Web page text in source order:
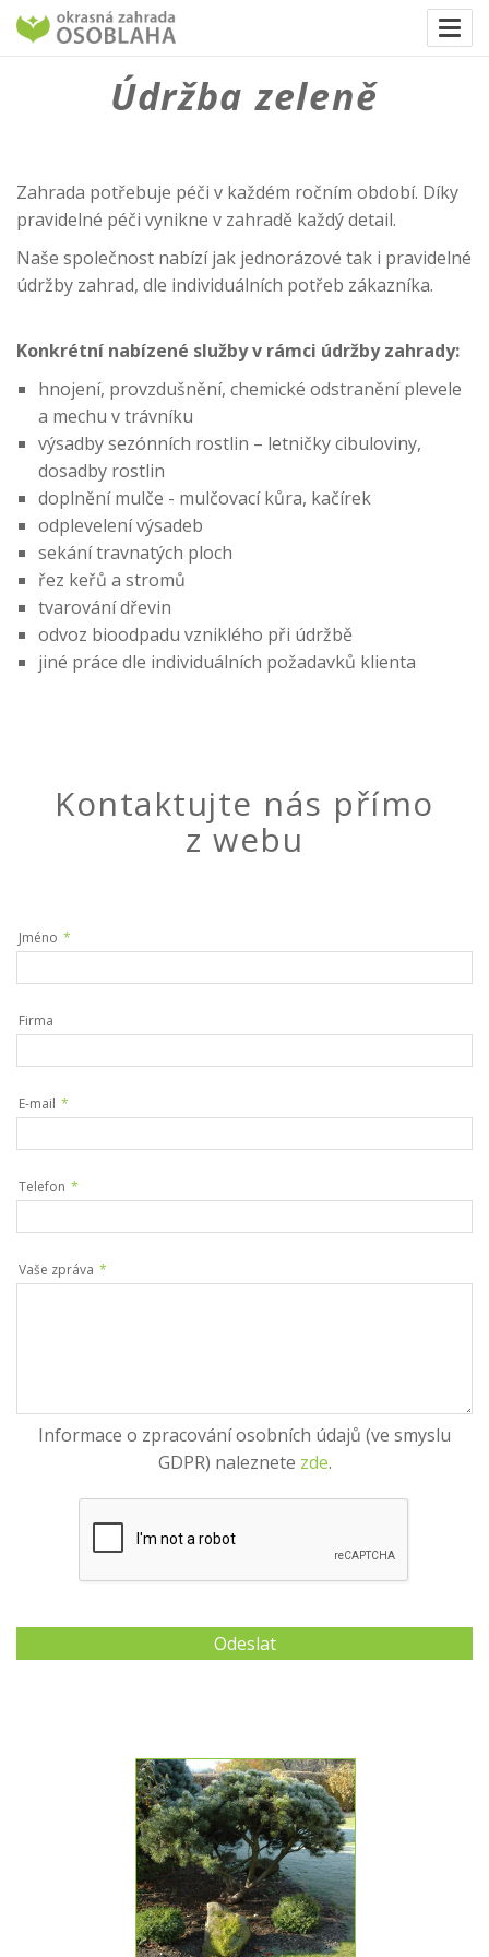
Údržba zeleně
Zahrada potřebuje péči v každém ročním období. Díky
pravidelné péči vynikne v zahradě každý detail.
Naše společnost nabízí jak jednorázové tak i pravidelné
údržby zahrad, dle individuálních potřeb zákazníka.
Konkrétní nabízené služby v rámci údržby zahrady:
hnojení, provzdušnění, chemické odstranění plevele
a mechu v trávníku
výsadby sezónních rostlin – letničky cibuloviny,
dosadby rostlin
doplnění mulče - mulčovací kůra, kačírek
odplevelení výsadeb
sekání travnatých ploch
řez keřů a stromů
tvarování dřevin
odvoz bioodpadu vzniklého při údržbě
jiné práce dle individuálních požadavků klienta
Kontaktujte nás přímo
z webu
Jméno *
Firma
E-mail *
Telefon *
Vaše zpráva *
Informace o zpracování osobních údajů (ve smyslu
GDPR) naleznete zde.